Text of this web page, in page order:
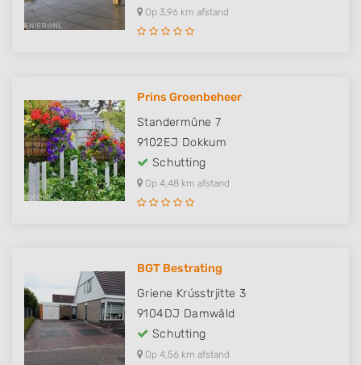
Op 3,96 km afstand
Prins Groenbeheer
Standermûne 7
9102EJ Dokkum
Schutting
Op 4,48 km afstand
BGT Bestrating
Griene Krússtrjitte 3
9104DJ Damwâld
Schutting
Op 4,56 km afstand